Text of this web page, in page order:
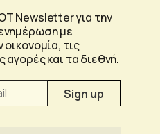
Newsletter για την
με
τις
αγορές και τα διεθνή.